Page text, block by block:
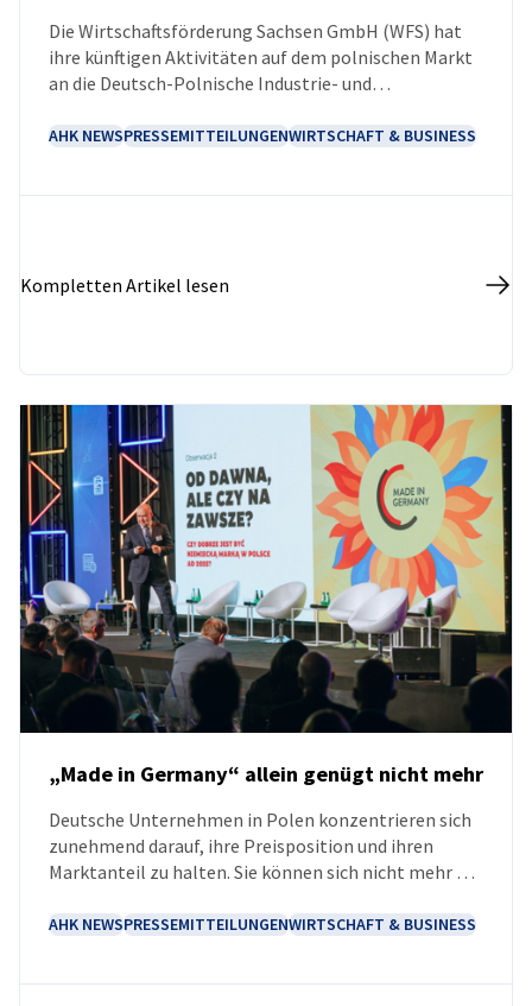
Die Wirtschaftsförderung Sachsen GmbH (WFS) hat
ihre künftigen Aktivitäten auf dem polnischen Markt
an die Deutsch-Polnische Industrie- und
Präsenz der AHK Polen vor Ort können Unternehmen
AHK NEWSPRESSEMITTEILUNGENWIRTSCHAFT & BUSINESS
Kompletten Artikel lesen
NEUIGKEITEN
„Made in Germany“ allein genügt nicht mehr
Deutsche Unternehmen in Polen konzentrieren sich
zunehmend darauf, ihre Preisposition und ihren
Marktanteil zu halten. Sie können sich nicht mehr auf
Produkte „made in Germany“ verlassen. Der
AHK NEWSPRESSEMITTEILUNGENWIRTSCHAFT & BUSINESS